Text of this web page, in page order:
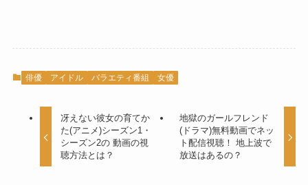
俳優 アイドル バラエティ番組 女優
冴えない彼女の育てか
た(アニメ)シーズン1・
シーズン2の 動画の視
聴方法とは？
地獄のガールフレンド
(ドラマ)無料動画でネッ
ト配信視聴！ 地上波で
放送はあるの？